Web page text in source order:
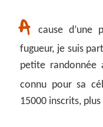
A
cause d’une
fugueur, je suis
petite randonnée
connu pour sa
15000 inscrits,